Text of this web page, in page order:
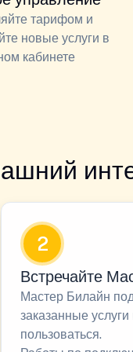
тарифом и
новые услуги в
кабинете
2
Встречайте
Мастер Билайн
заказанные
пользоваться.